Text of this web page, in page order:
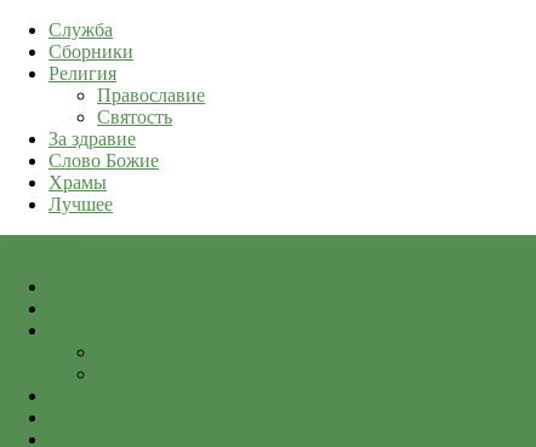
Служба
Сборники
Религия
Православие
Святость
За здравие
Слово Божие
Храмы
Лучшее